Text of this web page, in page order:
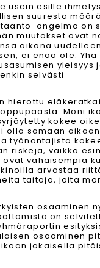
usein esille
suuresta
ongelma on
muutokset ovat
aikana
ei enää ole. Yhä
yleisyys
selvästi
hierottu
Moni
kokee
olla samaan aikaan
työnantajista
riskejä, vaikka
vähäisempiä
arvostaa
taitoja, joita
osaaminen
on
osaaminen
jokaisella